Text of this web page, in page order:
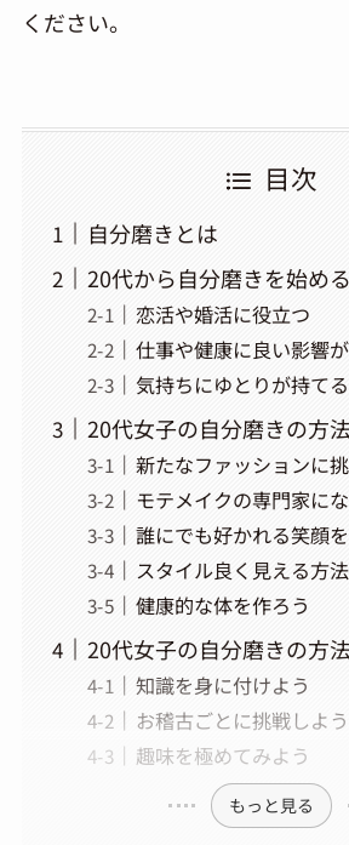
ください。
目次
自分磨きとは
20代から自分磨きを始め
恋活や婚活に役立つ
仕事や健康に良い影響
気持ちにゆとりが持てる
20代女子の自分磨きの方
新たなファッションに
モテメイクの専門家に
誰にでも好かれる笑顔
スタイル良く見える方
健康的な体を作ろう
20代女子の自分磨きの方法
知識を身に付けよう
お稽古ごとに挑戦しよう
趣味を極めてみよう
もっと見る